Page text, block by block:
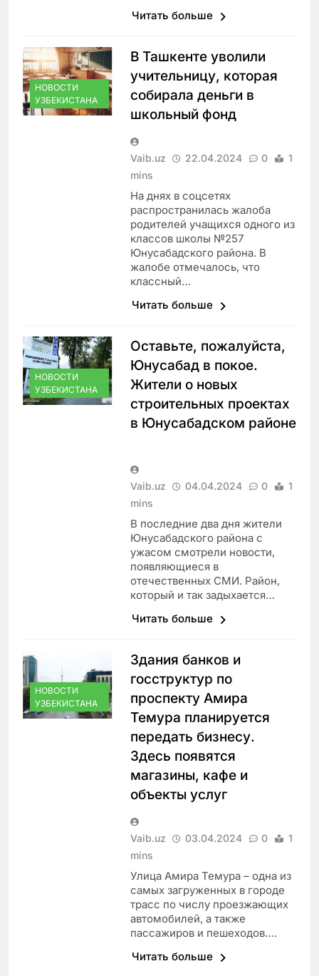
Читать больше
НОВОСТИ
УЗБЕКИСТАНА
В Ташкенте уволили
учительницу, которая
собирала деньги в
школьный фонд
Vaib.uz 22.04.2024 0
1
mins
На днях в соцсетях
распространилась жалоба
родителей учащихся одного из
классов школы №257
Юнусабадского района. В
жалобе отмечалось, что
классный…
Читать больше
НОВОСТИ
УЗБЕКИСТАНА
Оставьте, пожалуйста,
Юнусабад в покое.
Жители о новых
строительных проектах
в Юнусабадском районе
Vaib.uz 04.04.2024 0
1
mins
В последние два дня жители
Юнусабадского района с
ужасом смотрели новости,
появляющиеся в
отечественных СМИ. Район,
который и так задыхается…
Читать больше
НОВОСТИ
УЗБЕКИСТАНА
Здания банков и
госструктур по
проспекту Амира
Темура планируется
передать бизнесу.
Здесь появятся
магазины, кафе и
объекты услуг
Vaib.uz 03.04.2024 0
1
mins
Улица Амира Темура – одна из
самых загруженных в городе
трасс по числу проезжающих
автомобилей, а также
пассажиров и пешеходов….
Читать больше